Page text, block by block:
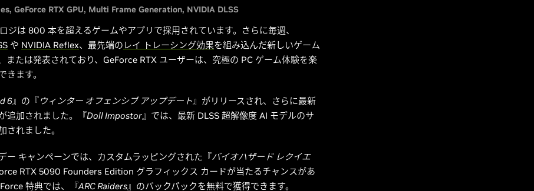
GeForce RTX GPU Multi Frame Generation NVIDIA DLSS
ジは 800 本を超えるゲームやアプリで採用されています。さらに毎週、
や NVIDIA Reflex、最先端の レイ トレーシング効果を組み込んだ新しいゲーム
または発表されており、GeForce RTX ユーザーは、究極の PC ゲーム体験を楽
きます。
6』の『ウィンター オフェンシブ アップデート』がリリースされ、さらに最新
追加されました。『Doll Impostor』では、最新 DLSS 超解像度 AI モデルのサ
されました。
ー キャンペーンでは、カスタムラッピングされた『バイオハザード レクイエ
RTX 5090 Founders Edition グラフィックス カードが当たるチャンスがあ
特典では、『ARC Raiders』のバックパックを無料で獲得できます。